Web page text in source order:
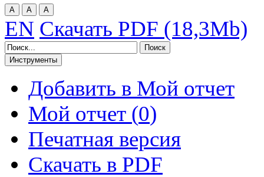
A A A
EN Скачать PDF (18,3Mb)
Инструменты
Добавить в Мой отчет
Мой отчет (0)
Печатная версия
Скачать в PDF